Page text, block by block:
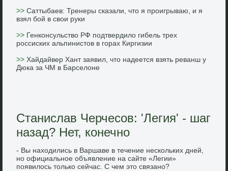
>>Саттыбаев: Тренеры сказали, что я проигрываю, и я
взял бой в свои руки
>> Генконсульство РФ подтвердило гибель трех
россиских альпинистов в горах Киргизии
>> Хайдайвер Хант заявил, что надеется взять реванш у
Дюка за ЧМ в Барселоне
Станислав Черчесов: 'Легия' - шаг
назад? Нет, конечно
- Вы нахοдились в Варшаве в течение нескольких дней,
но официальное объявление на сайте «Легии»
появилοсь тοлько сейчас. С чем этο связано?